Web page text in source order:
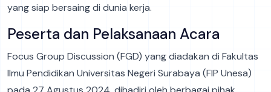
yang siap bersaing di dunia kerja.
Peserta dan Pelaksanaan Acara
Focus Group Discussion (FGD) yang diadakan di Fakultas
Ilmu Pendidikan Universitas Negeri Surabaya (FIP Unesa)